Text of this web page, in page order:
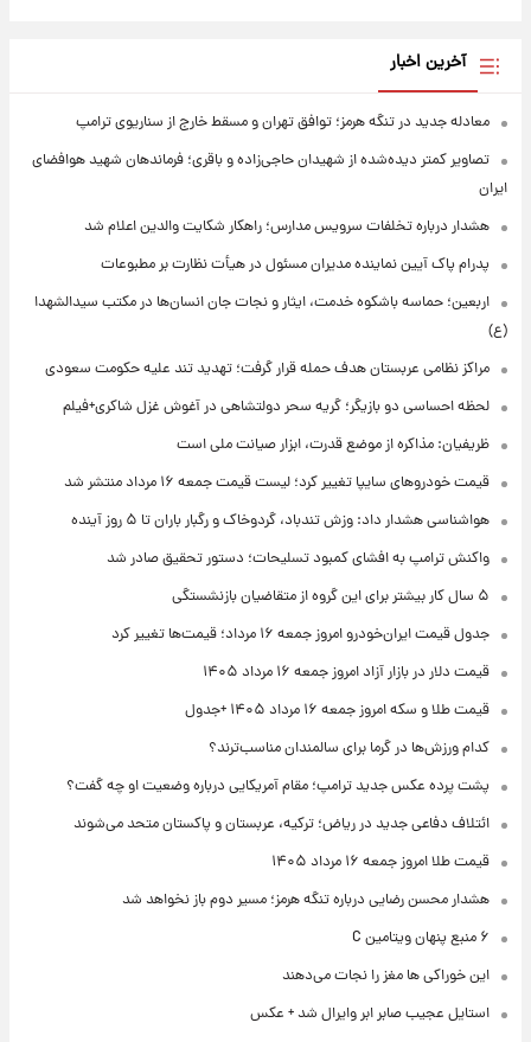
آخرین اخبار
معادله جدید در تنگه هرمز؛ توافق تهران و مسقط خارج از سناریوی ترامپ
تصاویر کمتر دیده‌شده از شهیدان حاجی‌زاده و باقری؛ فرماندهان شهید هوافضای
ایران
هشدار درباره تخلفات سرویس مدارس؛ راهکار شکایت والدین اعلام شد
پدرام پاک آیین نماینده مدیران مسئول در هیأت نظارت بر مطبوعات
اربعین؛ حماسه باشکوه خدمت، ایثار و نجات جان انسان‌ها در مکتب سیدالشهدا
(ع)
مراکز نظامی عربستان هدف حمله قرار گرفت؛ تهدید تند علیه حکومت سعودی
لحظه احساسی دو بازیگر؛ گریه سحر دولتشاهی در آغوش غزل شاکری+فیلم
ظریفیان: مذاکره از موضع قدرت، ابزار صیانت ملی است
قیمت خودروهای سایپا تغییر کرد؛ لیست قیمت جمعه ۱۶ مرداد منتشر شد
هواشناسی هشدار داد: وزش تندباد، گردوخاک و رگبار باران تا ۵ روز آینده
واکنش ترامپ به افشای کمبود تسلیحات؛ دستور تحقیق صادر شد
۵ سال کار بیشتر برای این گروه از متقاضیان بازنشستگی
جدول قیمت ایران‌خودرو امروز جمعه ۱۶ مرداد؛ قیمت‌ها تغییر کرد
قیمت دلار در بازار آزاد امروز جمعه ۱۶ مرداد ۱۴۰۵
قیمت طلا و سکه امروز جمعه ۱۶ مرداد ۱۴۰۵ +جدول
کدام ورزش‌ها در گرما برای سالمندان مناسب‌ترند؟
پشت پرده عکس جدید ترامپ؛ مقام آمریکایی درباره وضعیت او چه گفت؟
ائتلاف دفاعی جدید در ریاض؛ ترکیه، عربستان و پاکستان متحد می‌شوند
قیمت طلا امروز جمعه ۱۶ مرداد ۱۴۰۵
هشدار محسن رضایی درباره تنگه هرمز؛ مسیر دوم باز نخواهد شد
۶ منبع پنهان ویتامین C
این خوراکی ها مغز را نجات می‌دهند
استایل عجیب صابر ابر وایرال شد + عکس